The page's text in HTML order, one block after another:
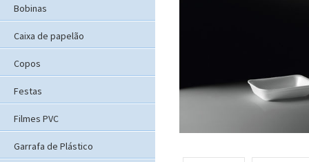
Bobinas
Caixa de papelão
Copos
Festas
Filmes PVC
Garrafa de Plástico